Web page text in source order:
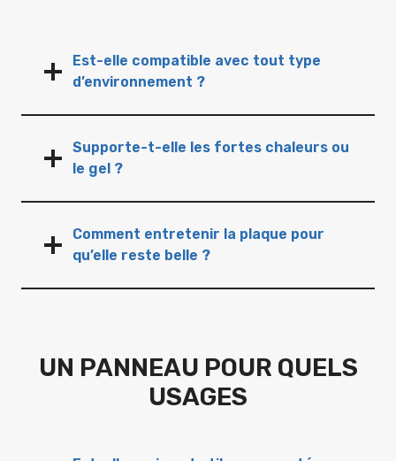
Est-elle compatible avec tout type
d’environnement ?
Supporte-t-elle les fortes chaleurs ou
le gel ?
Comment entretenir la plaque pour
qu’elle reste belle ?
UN PANNEAU POUR QUELS
USAGES